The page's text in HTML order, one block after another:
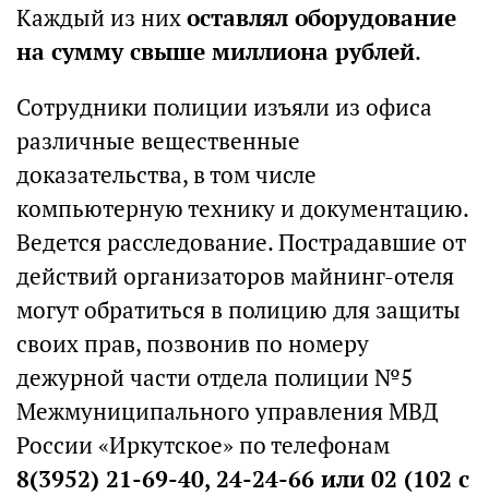
Каждый из нихоставлял оборудование
на сумму свыше миллиона рублей.
Сотрудники полиции изъяли из офиса
различные вещественные
доказательства, в том числе
компьютерную технику и документацию.
Ведется расследование. Пострадавшие от
действий организаторов майнинг-отеля
могут обратиться в полицию для защиты
своих прав, позвонив по номеру
дежурной части отдела полиции №5
Межмуниципального управления МВД
России «Иркутское» по телефонам
8(3952) 21-69-40, 24-24-66 или 02 (102 с